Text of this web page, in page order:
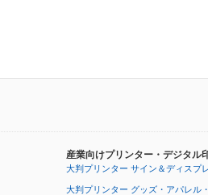
産業向けプリンター・デジタル
大判プリンター サイン＆ディスプ
大判プリンター グッズ・アパレル